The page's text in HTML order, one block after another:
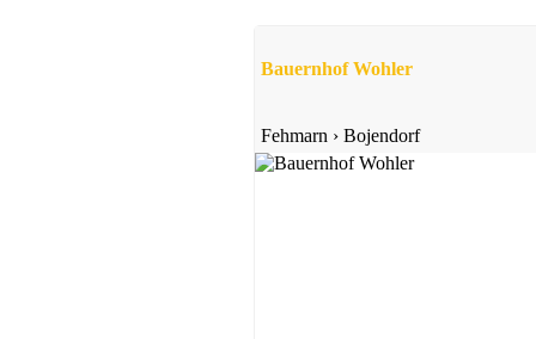
Ferienwohnung
Bauernhof Wohler
Fehmarn › Bojendorf